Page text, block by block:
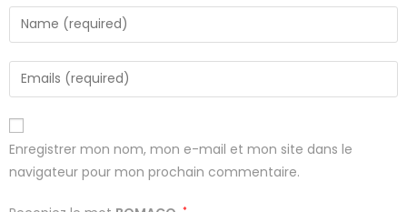
Enregistrer mon nom, mon e-mail et mon site dans le
navigateur pour mon prochain commentaire.